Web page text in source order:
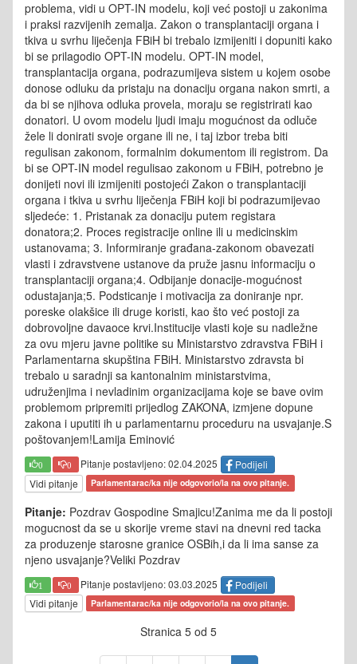
problema, vidi u OPT-IN modelu, koji već postoji u zakonima
i praksi razvijenih zemalja. Zakon o transplantaciji organa i
tkiva u svrhu liječenja FBiH bi trebalo izmijeniti i dopuniti kako
bi se prilagodio OPT-IN modelu. OPT-IN model,
transplantacija organa, podrazumijeva sistem u kojem osobe
donose odluku da pristaju na donaciju organa nakon smrti, a
da bi se njihova odluka provela, moraju se registrirati kao
donatori. U ovom modelu ljudi imaju mogućnost da odluče
žele li donirati svoje organe ili ne, i taj izbor treba biti
regulisan zakonom, formalnim dokumentom ili registrom. Da
bi se OPT-IN model regulisao zakonom u FBiH, potrebno je
donijeti novi ili izmijeniti postojeći Zakon o transplantaciji
organa i tkiva u svrhu liječenja FBiH koji bi podrazumijevao
sljedeće: 1. Pristanak za donaciju putem registara
donatora;2. Proces registracije online ili u medicinskim
ustanovama; 3. Informiranje građana-zakonom obavezati
vlasti i zdravstvene ustanove da pruže jasnu informaciju o
transplantaciji organa;4. Odbijanje donacije-mogućnost
odustajanja;5. Podsticanje i motivacija za doniranje npr.
poreske olakšice ili druge koristi, kao što već postoji za
dobrovoljne davaoce krvi.Institucije vlasti koje su nadležne
za ovu mjeru javne politike su Ministarstvo zdravstva FBiH i
Parlamentarna skupština FBiH. Ministarstvo zdravsta bi
trebalo u saradnji sa kantonalnim ministarstvima,
udruženjima i nevladinim organizacijama koje se bave ovim
problemom pripremiti prijedlog ZAKONA, izmjene dopune
zakona i uputiti ih u parlamentarnu proceduru na usvajanje.S
poštovanjem!Lamija Eminović
0 0 Pitanje postavljeno: 02.04.2025
Podijeli
Vidi pitanje
Parlamentarac/ka nije odgovorio/la na ovo pitanje.
Pitanje: Pozdrav Gospodine Smajicu!Zanima me da li postoji
mogucnost da se u skorije vreme stavi na dnevni red tacka
za produzenje starosne granice OSBih,i da li ima sanse za
njeno usvajanje?Veliki Pozdrav
1 0 Pitanje postavljeno: 03.03.2025
Podijeli
Vidi pitanje
Parlamentarac/ka nije odgovorio/la na ovo pitanje.
Stranica 5 od 5